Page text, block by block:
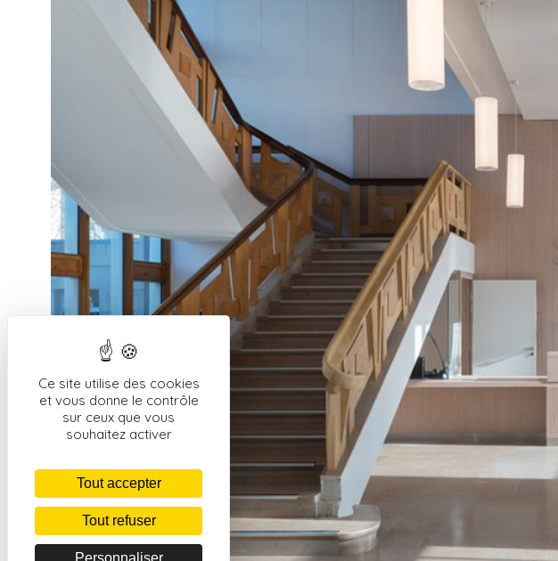
Ce site utilise des cookies
et vous donne le contrôle
sur ceux que vous
souhaitez activer
Tout accepter
Tout refuser
Personnaliser